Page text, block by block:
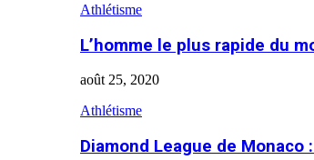
Athlétisme
L’homme le plus rapide du
août 25, 2020
Athlétisme
Diamond League de